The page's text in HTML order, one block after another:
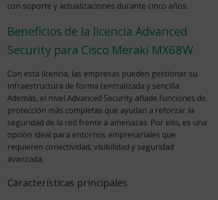
con soporte y actualizaciones durante cinco años.
Beneficios de la licencia Advanced
Security para Cisco Meraki MX68W
Con esta licencia, las empresas pueden gestionar su
infraestructura de forma centralizada y sencilla.
Además, el nivel Advanced Security añade funciones de
protección más completas que ayudan a reforzar la
seguridad de la red frente a amenazas. Por ello, es una
opción ideal para entornos empresariales que
requieren conectividad, visibilidad y seguridad
avanzada.
Características principales